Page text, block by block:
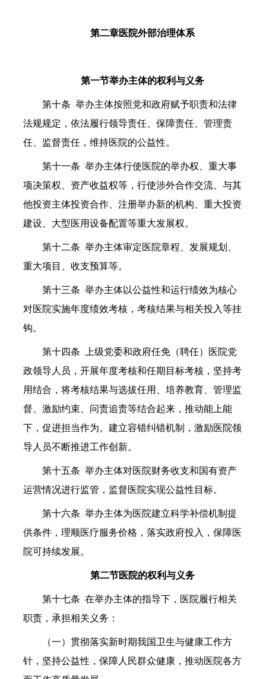
第二章医院外部治理体系
第一节举办主体的权利与义务
第十条 举办主体按照党和政府赋予职责和法律
法规规定，依法履行领导责任、保障责任、管理责
任、监督责任，维持医院的公益性。
第十一条 举办主体行使医院的举办权、重大事
项决策权、资产收益权等，行使涉外合作交流、与其
他投资主体投资合作、注册举办新的机构、重大投资
建设、大型医用设备配置等重大发展权。
第十二条 举办主体审定医院章程、发展规划、
重大项目、收支预算等。
第十三条 举办主体以公益性和运行绩效为核心
对医院实施年度绩效考核，考核结果与相关投入等挂
钩。
第十四条 上级党委和政府任免（聘任）医院党
政领导人员，开展年度考核和任期目标考核，坚持考
用结合，将考核结果与选拔任用、培养教育、管理监
督、激励约束、问责追责等结合起来，推动能上能
下，促进担当作为。建立容错纠错机制，激励医院领
导人员不断推进工作创新。
第十五条 举办主体对医院财务收支和国有资产
运营情况进行监管，监督医院实现公益性目标。
第十六条 举办主体为医院建立科学补偿机制提
供条件，理顺医疗服务价格，落实政府投入，保障医
院可持续发展。
第二节医院的权利与义务
第十七条 在举办主体的指导下，医院履行相关
职责，承担相关义务：
（一）贯彻落实新时期我国卫生与健康工作方
针，坚持公益性，保障人民群众健康，推动医院各方